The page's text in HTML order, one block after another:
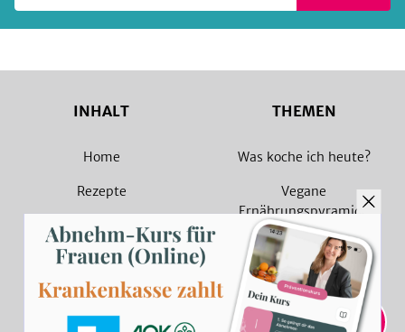
INHALT
Home
Rezepte
Magazin
Sammlungen
Rezept Suche
THEMEN
Was koche ich heute?
Vegane
Ernährungspyramide
Vegane Rezepte
Vegetarische Rezepte